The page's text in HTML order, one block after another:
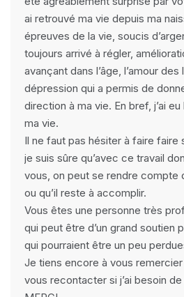
ai retrouvé ma vie depuis ma
épreuves de la vie, soucis
toujours arrivé à régler,
avançant dans l’âge, l’amour
dépression qui a permis de
direction à ma vie. En bref, j’ai
ma vie.
Il ne faut pas hésiter à faire faire
je suis sûre qu’avec ce travail
vous, on peut se rendre compte
ou qu’il reste à accomplir.
Vous êtes une personne très
qui peut être d’un grand soutien
qui pourraient être un peu
Je tiens encore à vous remercier
vous recontacter si j’ai besoin de